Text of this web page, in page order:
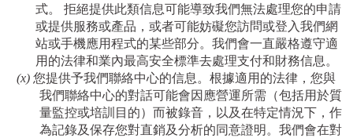
式。 拒絕提供此類信息可能導致我們無法處理您的申請
或提供服務或產品 ，或者可能妨礙您訪問或登入我們網
站或手機應用程式的某些部分。我們會一直嚴格遵守適
用的法律和業內最高安全標準去處理支付和財務信息。
(x) 您提供予我們聯絡中心的信息。根據適用的法律，您與
我們聯絡中心的對話可能會因應營運所需（包括用於質
量監控或培訓目的）而被錄音，以及在特定情況下，作
為記錄及保存您對直銷及分析的同意證明。我們會在對